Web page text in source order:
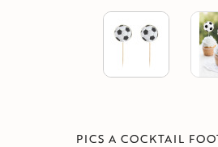
PICS A COCKTAIL